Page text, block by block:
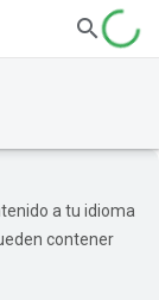
a tu idioma
contener